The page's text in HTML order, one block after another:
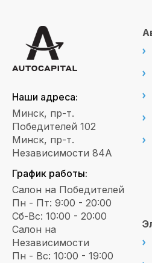
Наши адреса:
Минск, пр-т.
Победителей 102
Минск, пр-т.
Независимости 84А
График работы:
Салон на Победителей
Пн - Пт: 9:00 - 20:00
Сб-Вс: 10:00 - 20:00
Салон на
Независимости
Пн - Вс: 10:00 - 19:00